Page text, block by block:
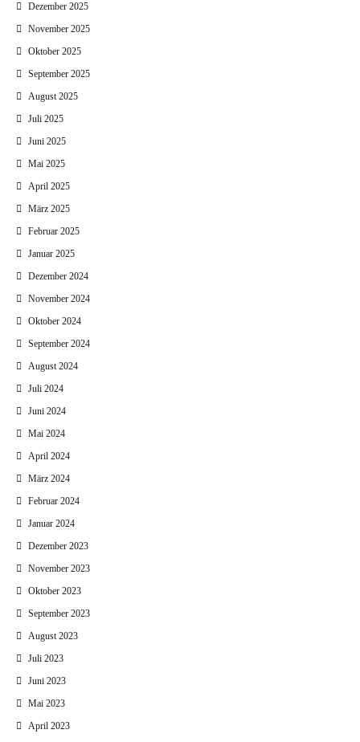
Dezember 2025
November 2025
Oktober 2025
September 2025
August 2025
Juli 2025
Juni 2025
Mai 2025
April 2025
März 2025
Februar 2025
Januar 2025
Dezember 2024
November 2024
Oktober 2024
September 2024
August 2024
Juli 2024
Juni 2024
Mai 2024
April 2024
März 2024
Februar 2024
Januar 2024
Dezember 2023
November 2023
Oktober 2023
September 2023
August 2023
Juli 2023
Juni 2023
Mai 2023
April 2023